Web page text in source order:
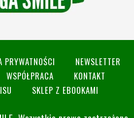
PRYWATNOŚCI
NEWSLETTER
WSPÓŁPRACA
KONTAKT
SKLEP Z EBOOKAMI